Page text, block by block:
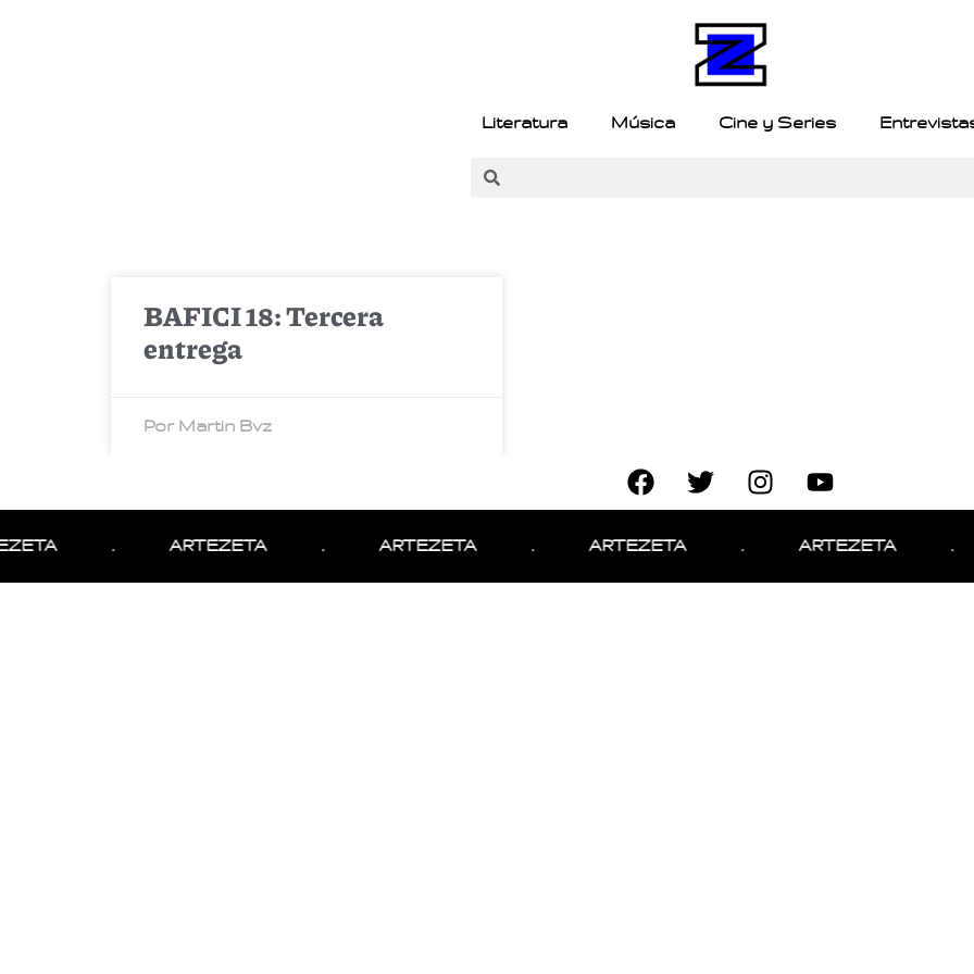
Literatura Música Cine y Series
BAFICI 18: Tercera
entrega
Por Martin Bvz
ARTEZETA ARTEZETA ARTEZETA ARTEZETA